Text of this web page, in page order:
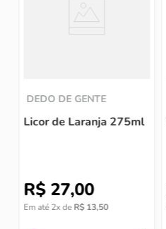
DEDO DE GENTE
Licor de Laranja 275ml
R$ 27,00
Em até2x deR$ 13,50